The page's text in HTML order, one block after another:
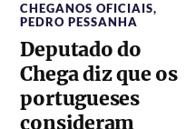
CHEGANOS OFICIAIS,
PEDRO PESSANHA
Deputado do
Chega diz que os
portugueses
consideram